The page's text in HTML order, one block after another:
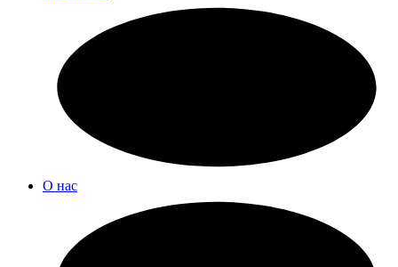
О нас